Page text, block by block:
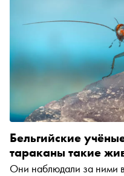
Бельгийские
тараканы такие
Они наблюдали за ними